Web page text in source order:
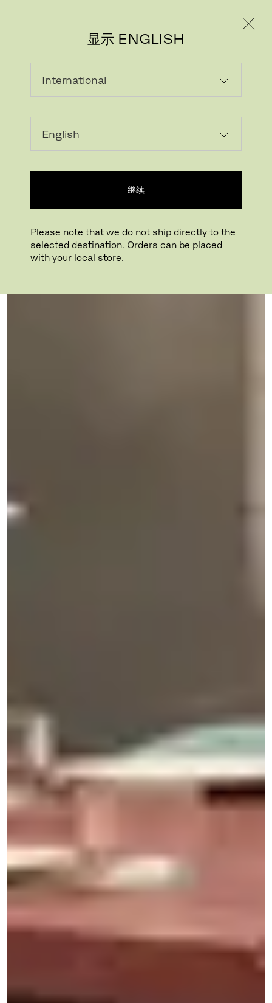
显示 ENGLISH
继续
Please note that we do not ship directly to the
selected destination. Orders can be placed
with your local store.